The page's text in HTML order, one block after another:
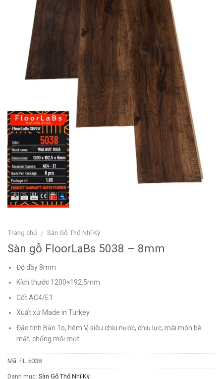
Trang chủ / Sàn Gỗ Thổ Nhĩ Kỳ
Sàn gỗ FloorLaBs 5038 – 8mm
Độ dầy 8mm
Kích thước 1200×192.5mm
Cốt AC4/E1
Xuất xứ Made in Turkey
Đặc tính Bản To, hèm V, siêu chịu nước, chịu lực, mài mòn bề
mặt, chống mối mọt
Mã: FL 5038
Danh mục: Sàn Gỗ Thổ Nhĩ Kỳ